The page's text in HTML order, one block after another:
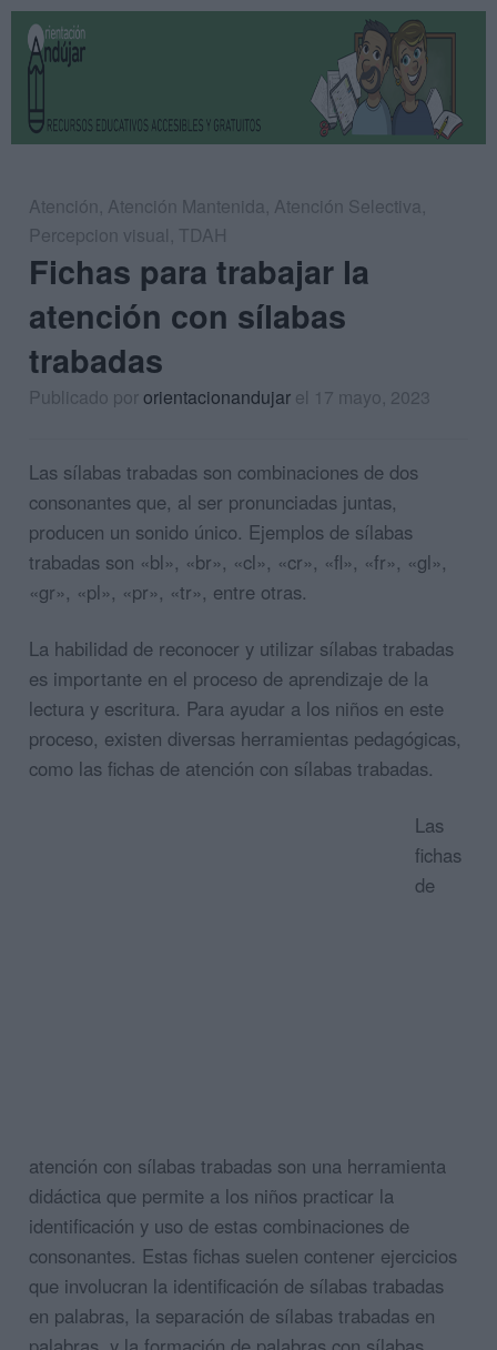
Atención, Atención Mantenida, Atención Selectiva,
Percepcion visual, TDAH
Fichas para trabajar la
atención con sílabas
trabadas
Publicado pororientacionandujar el 17 mayo, 2023
Las sílabas trabadas son combinaciones de dos
consonantes que, al ser pronunciadas juntas,
producen un sonido único. Ejemplos de sílabas
trabadas son «bl», «br», «cl», «cr», «fl», «fr», «gl»,
«gr», «pl», «pr», «tr», entre otras.
La habilidad de reconocer y utilizar sílabas trabadas
es importante en el proceso de aprendizaje de la
lectura y escritura. Para ayudar a los niños en este
proceso, existen diversas herramientas pedagógicas,
como las fichas de atención con sílabas trabadas.
Las
fichas
de
atención con sílabas trabadas son una herramienta
didáctica que permite a los niños practicar la
identificación y uso de estas combinaciones de
consonantes. Estas fichas suelen contener ejercicios
que involucran la identificación de sílabas trabadas
en palabras, la separación de sílabas trabadas en